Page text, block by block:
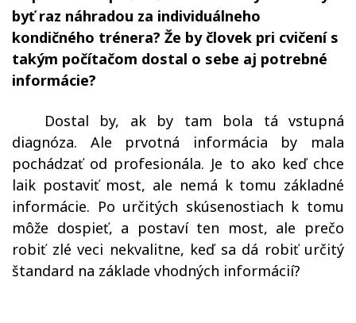
byť raz náhradou za individuálneho
kondičného trénera? Že by človek pri cvičení s
takým počítačom dostal o sebe aj potrebné
informácie?
Dostal by, ak by tam bola tá vstupná
diagnóza. Ale prvotná informácia by mala
pochádzať od profesionála. Je to ako keď chce
laik postaviť most, ale nemá k tomu základné
informácie. Po určitých skúsenostiach k tomu
môže dospieť, a postaví ten most, ale prečo
robiť zlé veci nekvalitne, keď sa dá robiť určitý
štandard na základe vhodných informácií?